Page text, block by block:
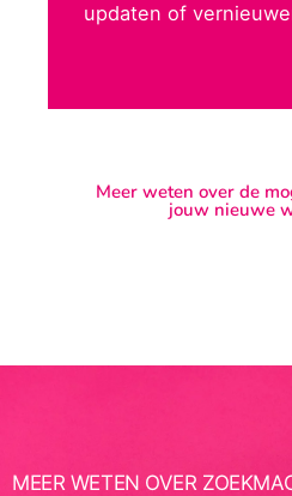
updaten of
Meer weten over de
jouw nieuwe
MEER WETEN OVER